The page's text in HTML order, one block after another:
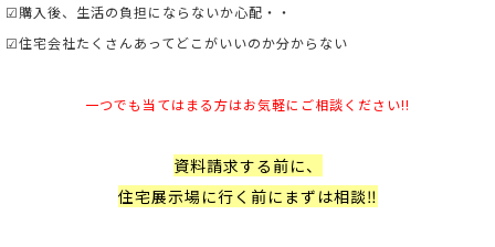
☑購入後、生活の負担にならないか心配・・
☑住宅会社たくさんあってどこがいいのか分からない
一つでも当てはまる方はお気軽にご相談ください!!
資料請求する前に、
住宅展示場に行く前にまずは相談‼